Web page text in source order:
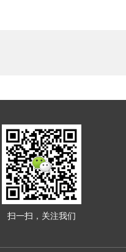
扫一扫，关注我们